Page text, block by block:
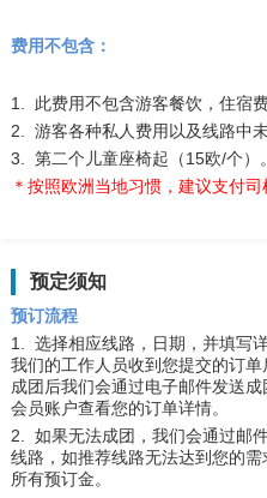
费用不包含：
1. 此费用不包含游客餐饮，住宿费
2. 游客各种私人费用以及线路中
3. 第二个儿童座椅起（15欧/个）。
＊按照欧洲当地习惯，建议支付
预定须知
预订流程
1. 选择相应线路，日期，并填写
我们的工作人员收到您提交的订
成团后我们会通过电子邮件发送
会员账户查看您的订单详情。
2. 如果无法成团，我们会通过邮
线路，如推荐线路无法达到您的
所有预订金。